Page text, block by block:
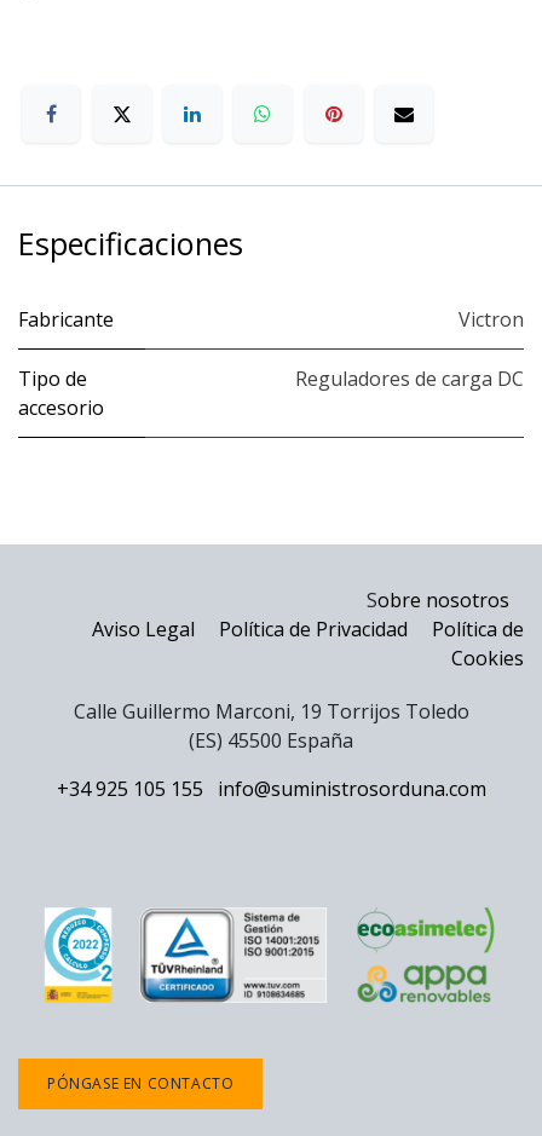
Especificaciones
Fabricante Victron
Tipo de
accesorio
Reguladores de carga DC
Sobre nosotros
Aviso Legal
Política de Privacidad
Política de
Cookies
Calle Guillermo Marconi, 19 Torrijos Toledo
(ES) 45500 España
+34 925 105 155
info@suministrosorduna.com
PÓNGASE EN CONTACTO